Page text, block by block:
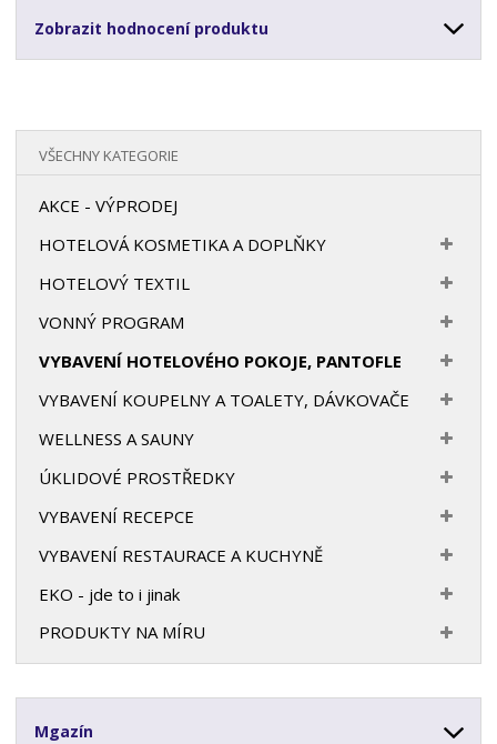
Zobrazit hodnocení produktu
VŠECHNY KATEGORIE
AKCE - VÝPRODEJ
HOTELOVÁ KOSMETIKA A DOPLŇKY
HOTELOVÝ TEXTIL
VONNÝ PROGRAM
VYBAVENÍ HOTELOVÉHO POKOJE, PANTOFLE
VYBAVENÍ KOUPELNY A TOALETY, DÁVKOVAČE
WELLNESS A SAUNY
ÚKLIDOVÉ PROSTŘEDKY
VYBAVENÍ RECEPCE
VYBAVENÍ RESTAURACE A KUCHYNĚ
EKO - jde to i jinak
PRODUKTY NA MÍRU
Mgazín